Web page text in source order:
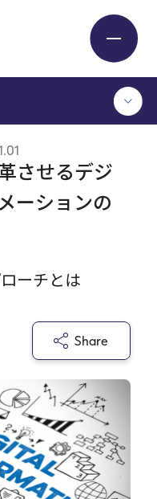
させるデジ
ーションの
ーチとは
Share